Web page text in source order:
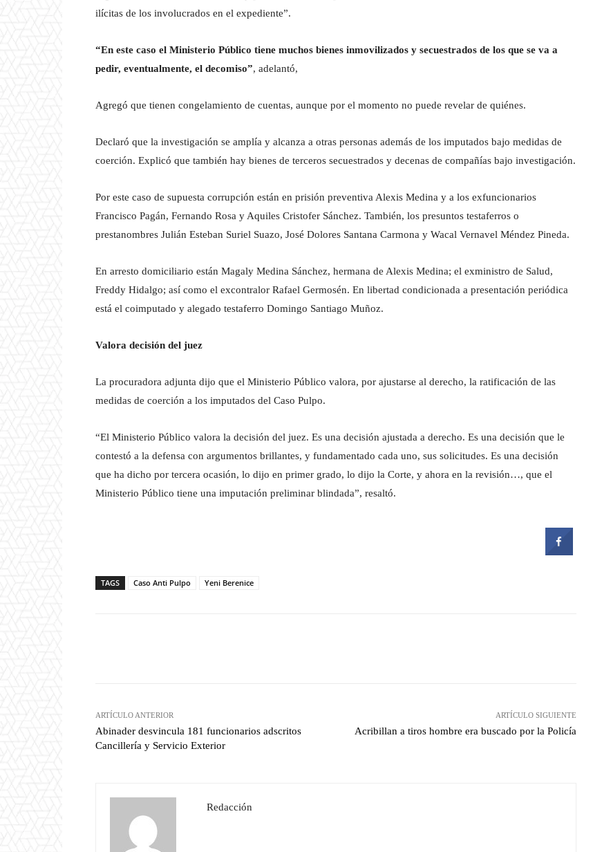
ilícitas de los involucrados en el expediente”.
“En este caso el Ministerio Público tiene muchos bienes inmovilizados y secuestrados de los que se va a
pedir, eventualmente, el decomiso”, adelantó,
Agregó que tienen congelamiento de cuentas, aunque por el momento no puede revelar de quiénes.
Declaró que la investigación se amplía y alcanza a otras personas además de los imputados bajo medidas de
coerción. Explicó que también hay bienes de terceros secuestrados y decenas de compañías bajo investigación.
Por este caso de supuesta corrupción están en prisión preventiva Alexis Medina y a los exfuncionarios
Francisco Pagán, Fernando Rosa y Aquiles Cristofer Sánchez. También, los presuntos testaferros o
prestanombres Julián Esteban Suriel Suazo, José Dolores Santana Carmona y Wacal Vernavel Méndez Pineda.
En arresto domiciliario están Magaly Medina Sánchez, hermana de Alexis Medina; el exministro de Salud,
Freddy Hidalgo; así como el excontralor Rafael Germosén. En libertad condicionada a presentación periódica
está el coimputado y alegado testaferro Domingo Santiago Muñoz.
Valora decisión del juez
La procuradora adjunta dijo que el Ministerio Público valora, por ajustarse al derecho, la ratificación de las
medidas de coerción a los imputados del Caso Pulpo.
“El Ministerio Público valora la decisión del juez. Es una decisión ajustada a derecho. Es una decisión que le
contestó a la defensa con argumentos brillantes, y fundamentado cada uno, sus solicitudes. Es una decisión
que ha dicho por tercera ocasión, lo dijo en primer grado, lo dijo la Corte, y ahora en la revisión…, que el
Ministerio Público tiene una imputación preliminar blindada”, resaltó.
TAGS Caso Anti Pulpo Yeni Berenice
ARTÍCULO ANTERIOR
Abinader desvincula 181 funcionarios adscritos
Cancillería y Servicio Exterior
ARTÍCULO SIGUIENTE
Acribillan a tiros hombre era buscado por la Policía
Redacción